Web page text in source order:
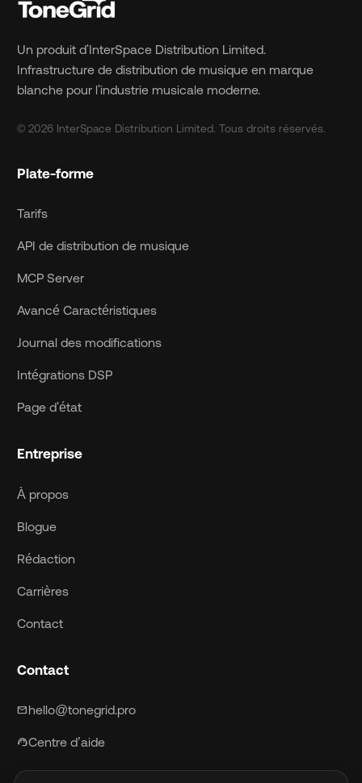
Un produit d'InterSpace Distribution Limited.
Infrastructure de distribution de musique en marque
blanche pour l'industrie musicale moderne.
© 2026 InterSpace Distribution Limited. Tous droits réservés.
Plate-forme
Tarifs
API de distribution de musique
MCP Server
Avancé Caractéristiques
Journal des modifications
Intégrations DSP
Page d'état
Entreprise
À propos
Blogue
Rédaction
Carrières
Contact
Contact
mailhello@tonegrid.pro
support_agentCentre d’aide